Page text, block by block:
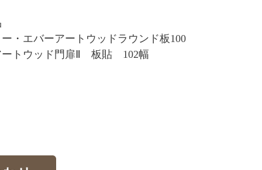
・エバーアートウッドラウンド板100
ートウッド門扉Ⅱ 板貼 102幅